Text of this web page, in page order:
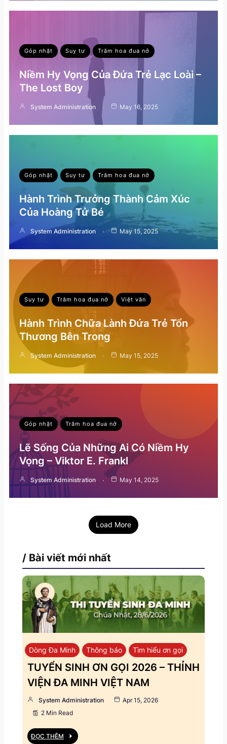
Góp nhặt Suy tư Trăm hoa đua nở
Niềm Hy Vọng Của Đứa Trẻ Lạc Loài –
The Lost Boy
System Administration May 16, 2025
Góp nhặt Suy tư Trăm hoa đua nở
Hành Trình Trưởng Thành Cảm Xúc
Của Hoàng Tử Bé
System Administration May 15, 2025
Suy tư Trăm hoa đua nở Việt văn
Hành Trình Chữa Lành Đứa Trẻ Tổn
Thương Bên Trong
System Administration May 15, 2025
Góp nhặt Trăm hoa đua nở
Lẽ Sống Của Những Ai Có Niềm Hy
Vọng – Viktor E. Frankl
System Administration May 14, 2025
Load More
/ Bài viết mới nhất
Dòng Đa Minh Thông báo Tìm hiểu ơn gọi
TUYỂN SINH ƠN GỌI 2026 – THỈNH
VIỆN ĐA MINH VIỆT NAM
System Administration
Apr 15, 2026
2 Min Read
ĐỌC THÊM